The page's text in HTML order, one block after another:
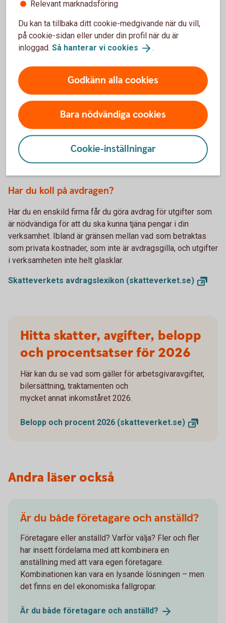
uppgifterna från e-tjänsten till din deklaration.
Mer om förenklat bokslut(skatteverket.se)
Skogsskadekontot
Har du haft stora intäkter från skogsavverkningar eller fått
försäkringsersättningar från skogen under året kan du
fördela dem på flera år genom att göra avsättningar till
Skogskontot eller Skogsskadekontot.
Mer information om Skogskontot och
Skogsskadekontot
Har du koll på avdragen?
Har du en enskild firma får du göra avdrag för utgifter som
är nödvändiga för att du ska kunna tjäna pengar i din
verksamhet. Ibland är gränsen mellan vad som betraktas
som privata kostnader, som inte är avdragsgilla, och utgifter
i verksamheten inte helt glasklar.
Skatteverkets avdragslexikon (skatteverket.se)
Hitta skatter, avgifter, belopp
och procentsatser för 2026
Här kan du se vad som gäller för arbetsgivaravgifter,
bilersättning, traktamenten och
mycket annat inkomståret 2026.
Belopp och procent 2026 (skatteverket.se)
Andra läser också
Är du både företagare och anställd?
Företagare eller anställd? Varför välja? Fler och fler
har insett fördelarna med att kombinera en
anställning med att vara egen företagare.
Kombinationen kan vara en lysande lösningen – men
det finns en del ekonomiska fallgropar.
Är du både företagare och anställd?
Relevant marknadsföring
Du kan ta tillbaka ditt cookie-medgivande när du vill,
på cookie-sidan eller under din profil när du är
inloggad. Så hanterar vi cookies .
Godkänn alla cookies
Bara nödvändiga cookies
Cookie-inställningar